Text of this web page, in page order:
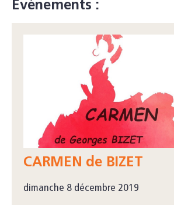
Événements :
CARMEN de BIZET
dimanche 8 décembre 2019